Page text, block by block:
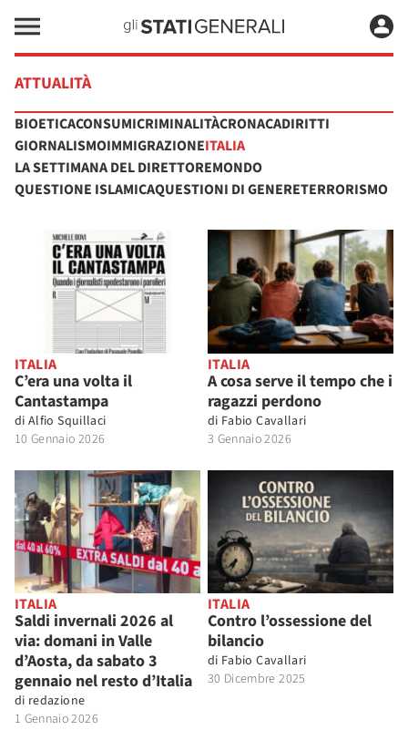
ATTUALITÀ
BIOETICACONSUMICRIMINALITÀCRONACADIRITTI
GIORNALISMOIMMIGRAZIONEITALIA
LA SETTIMANA DEL DIRETTOREMONDO
QUESTIONE ISLAMICAQUESTIONI DI GENERETERRORISMO
ITALIA
C’era una volta il
Cantastampa
di Alfio Squillaci
10 Gennaio 2026
ITALIA
A cosa serve il tempo che i
ragazzi perdono
di Fabio Cavallari
3 Gennaio 2026
ITALIA
Saldi invernali 2026 al
via: domani in Valle
d’Aosta, da sabato 3
gennaio nel resto d’Italia
di redazione
1 Gennaio 2026
ITALIA
Contro l’ossessione del
bilancio
di Fabio Cavallari
30 Dicembre 2025